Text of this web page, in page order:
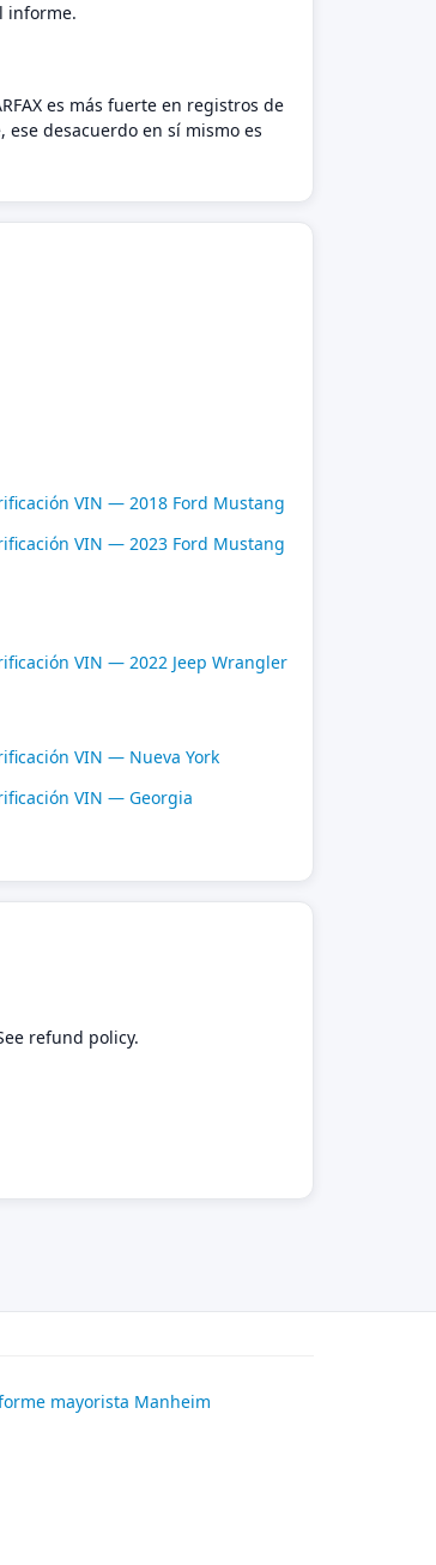
informe.
es más fuerte en registros de
desacuerdo en sí mismo es
VIN — 2018 Ford Mustang
VIN — 2023 Ford Mustang
VIN — 2022 Jeep Wrangler
VIN — Nueva York
VIN — Georgia
refund policy.
mayorista Manheim